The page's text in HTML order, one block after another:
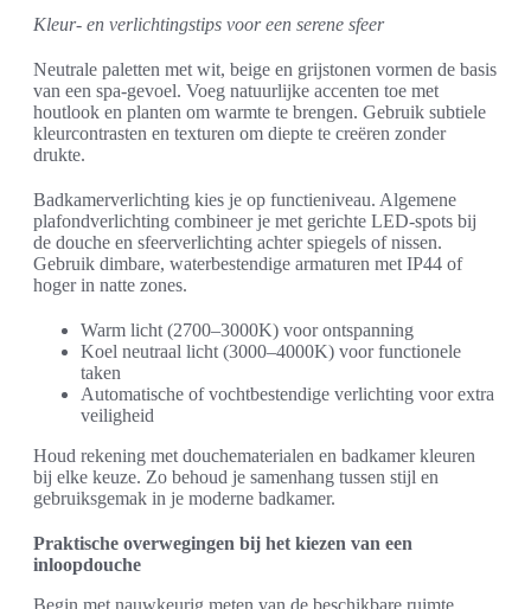
Kleur- en verlichtingstips voor een serene sfeer
Neutrale paletten met wit, beige en grijstonen vormen de basis
van een spa-gevoel. Voeg natuurlijke accenten toe met
houtlook en planten om warmte te brengen. Gebruik subtiele
kleurcontrasten en texturen om diepte te creëren zonder
drukte.
Badkamerverlichting kies je op functieniveau. Algemene
plafondverlichting combineer je met gerichte LED-spots bij
de douche en sfeerverlichting achter spiegels of nissen.
Gebruik dimbare, waterbestendige armaturen met IP44 of
hoger in natte zones.
Warm licht (2700–3000K) voor ontspanning
Koel neutraal licht (3000–4000K) voor functionele
taken
Automatische of vochtbestendige verlichting voor extra
veiligheid
Houd rekening met douchematerialen en badkamer kleuren
bij elke keuze. Zo behoud je samenhang tussen stijl en
gebruiksgemak in je moderne badkamer.
Praktische overwegingen bij het kiezen van een
inloopdouche